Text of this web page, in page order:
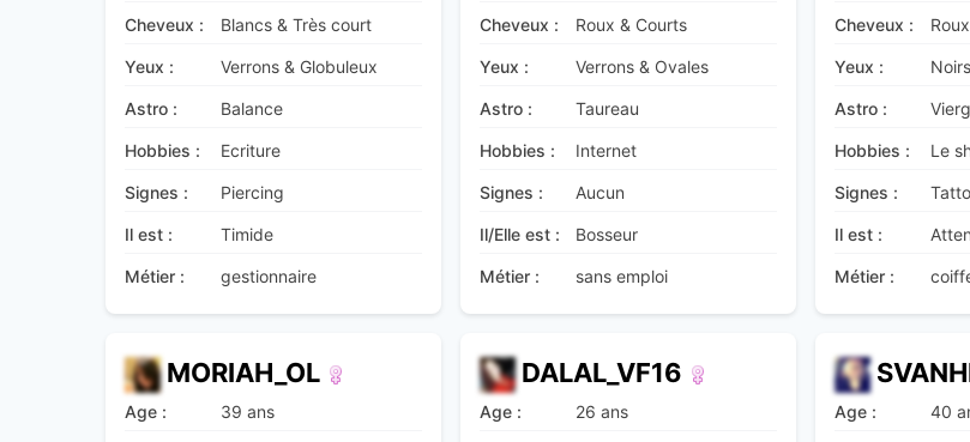
Cheveux : Blancs & Très court
Yeux : Verrons & Globuleux
Astro : Balance
Hobbies : Ecriture
Signes : Piercing
Il est : Timide
Métier : gestionnaire
Cheveux : Roux & Courts
Yeux : Verrons & Ovales
Astro : Taureau
Hobbies : Internet
Signes : Aucun
Il/Elle est : Bosseur
Métier : sans emploi
Cheveux :
Yeux :
Astro :
Hobbies : Le
Signes :
Il est :
Métier :
MORIAH_OL
Age : 39 ans
DALAL_VF16
Age : 26 ans Age : 40